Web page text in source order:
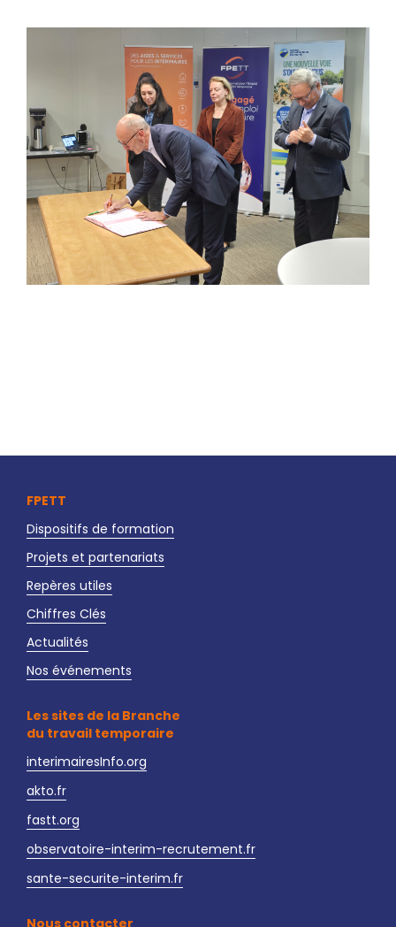
FPETT
Dispositifs de formation
Projets et partenariats
Repères utiles
Chiffres Clés
Actualités
Nos événements
Les sites de la Branche
du travail temporaire
interimairesInfo.org
akto.fr
fastt.org
observatoire-interim-recrutement.fr
sante-securite-interim.fr
Nous contacter